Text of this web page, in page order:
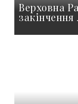
Верховна